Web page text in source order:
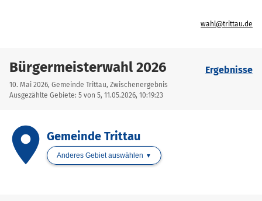
wahl@trittau.de
Bürgermeisterwahl 2026
10. Mai 2026, Gemeinde Trittau, Zwischenergebnis
Ausgezählte Gebiete: 5 von 5, 11.05.2026, 10:19:23
Ergebnisse
placeGemeinde Trittau
Anderes Gebiet auswählen